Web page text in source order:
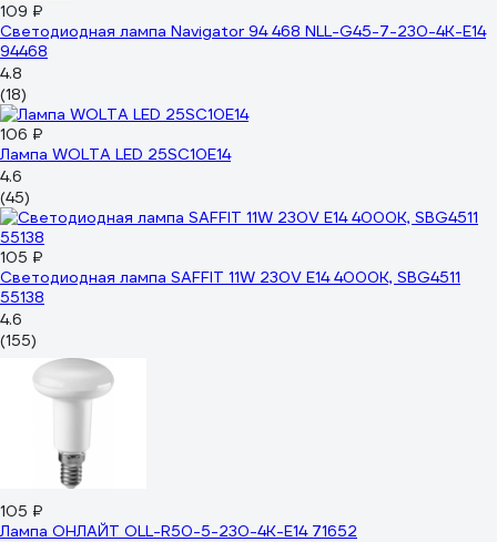
109 ₽
Светодиодная лампа Navigator 94 468 NLL-G45-7-230-4K-E14
94468
4.8
(18)
106 ₽
Лампа WOLTA LED 25SC10E14
4.6
(45)
105 ₽
Светодиодная лампа SAFFIT 11W 230V E14 4000K, SBG4511
55138
4.6
(155)
105 ₽
Лампа ОНЛАЙТ OLL-R50-5-230-4K-E14 71652